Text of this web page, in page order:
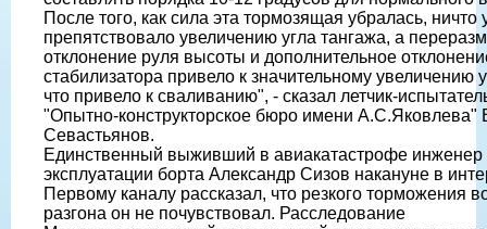
После того, как сила эта тормозящая убралась, ничто
препятствовало увеличению угла тангажа, а
отклонение руля высоты и дополнительное
стабилизатора привело к значительному увеличению
что привело к сваливанию", - сказал летчик-
"Опытно-конструкторское бюро имени А.С.Яковлева"
Севастьянов.
Единственный выживший в авиакатастрофе инженер
эксплуатации борта Александр Сизов накануне в
Первому каналу рассказал, что резкого торможения
разгона он не почувствовал. Расследование